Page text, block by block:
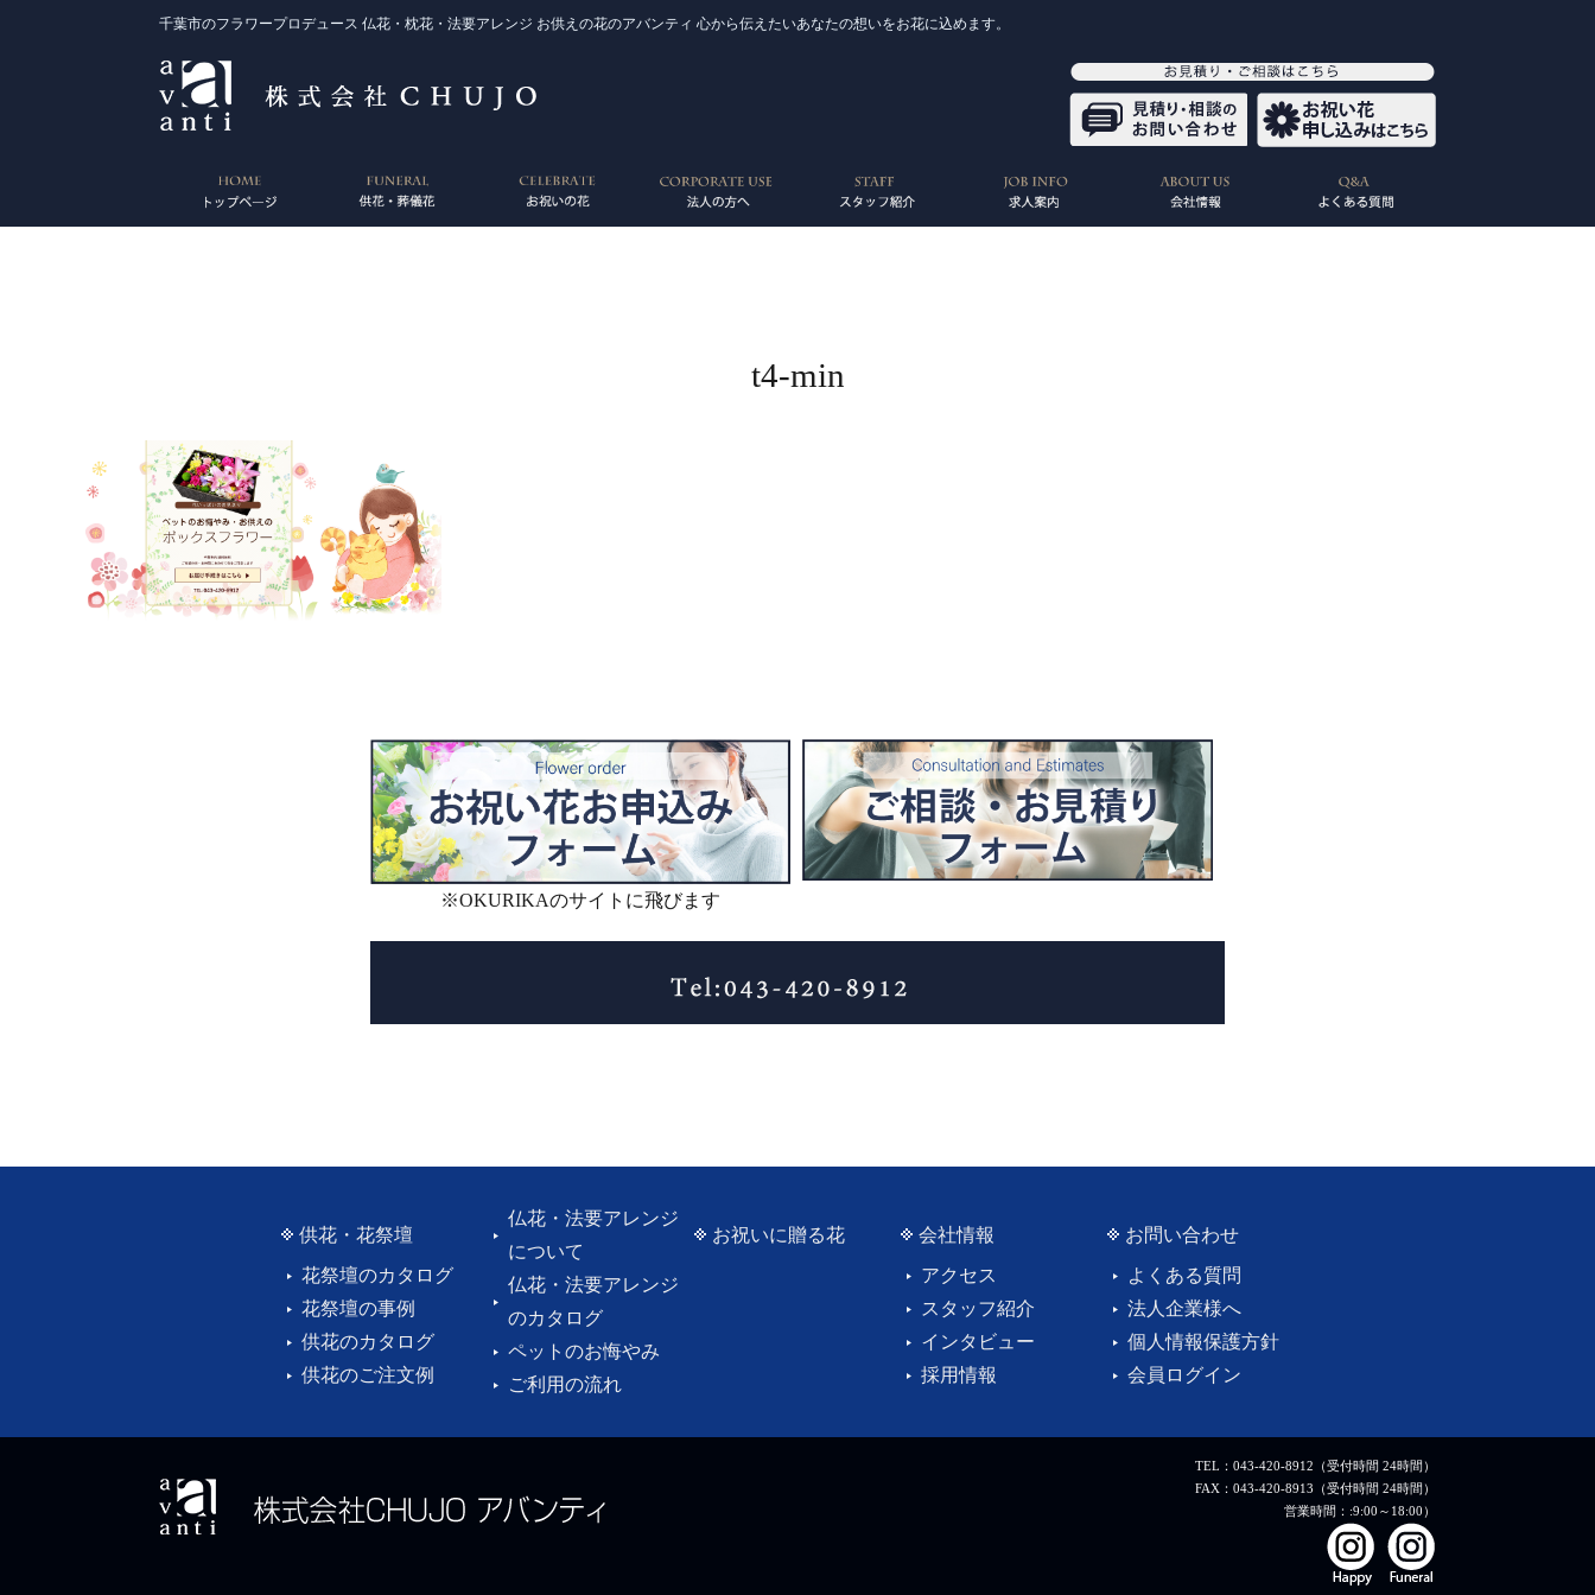
千葉市のフラワープロデュース 仏花・枕花・法要アレンジ お供えの花のアバンティ 心から伝えたいあなたの想いをお花に込めます。
t4-min
※OKURIKAのサイトに飛びます
供花・花祭壇
花祭壇のカタログ
花祭壇の事例
供花のカタログ
供花のご注文例
仏花・法要アレンジ
について
仏花・法要アレンジ
のカタログ
ペットのお悔やみ
ご利用の流れ
お祝いに贈る花
会社情報
アクセス
スタッフ紹介
インタビュー
採用情報
お問い合わせ
よくある質問
法人企業様へ
個人情報保護方針
会員ログイン
TEL：043-420-8912（受付時間 24時間）
FAX：043-420-8913（受付時間 24時間）
営業時間：:9:00～18:00）